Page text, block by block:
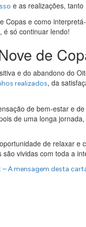
e as realizações,
Copas e como
é só continuar lendo!
de
e do abandono do
realizados, da
de bem-estar e
de uma longa
de relaxar
vividas com toda a
A mensagem desta